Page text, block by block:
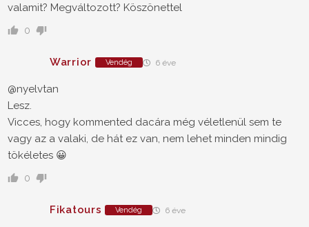
valamit? Megváltozott? Köszönettel
0
Warrior Vendég 6 éve
@nyelvtan
Lesz.
Vicces, hogy kommented dacára még véletlenül sem te
vagy az a valaki, de hát ez van, nem lehet minden mindig
tökéletes 😀
0
Fikatours Vendég 6 éve